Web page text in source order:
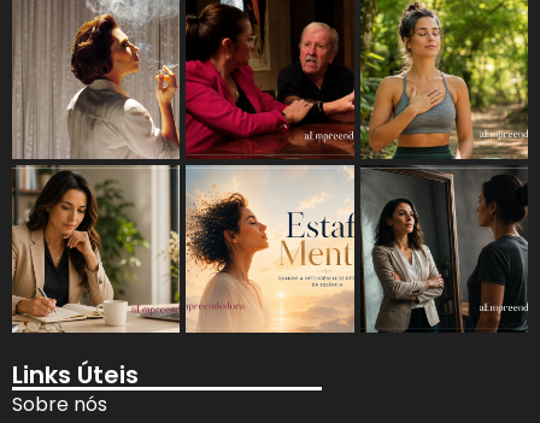
Links Úteis
Sobre nós